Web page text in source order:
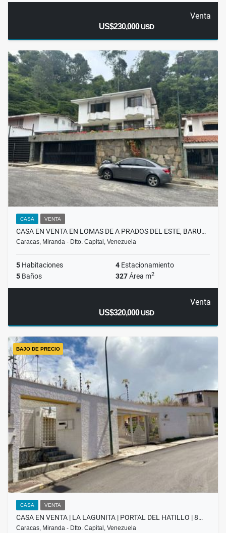
Venta
US$230,000USD
CASA VENTA
CASA EN VENTA EN LOMAS DE A PRADOS DEL ESTE, BARU…
Caracas, Miranda - Dtto. Capital, Venezuela
5 Habitaciones 4 Estacionamiento
5 Baños 327Área m2
Venta
US$320,000USD
BAJO DE PRECIO
CASA VENTA
CASA EN VENTA | LA LAGUNITA | PORTAL DEL HATILLO | 8…
Caracas, Miranda - Dtto. Capital, Venezuela